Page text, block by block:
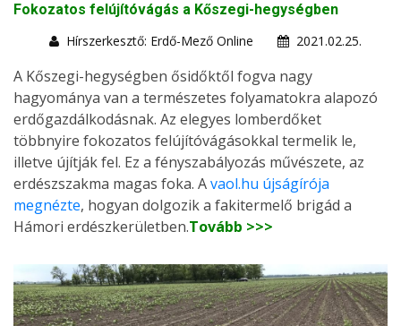
Fokozatos felújítóvágás a Kőszegi-hegységben
Hírszerkesztő: Erdő-Mező Online
2021.02.25.
A Kőszegi-hegységben ősidőktől fogva nagy
hagyománya van a természetes folyamatokra alapozó
erdőgazdálkodásnak. Az elegyes lomberdőket
többnyire fokozatos felújítóvágásokkal termelik le,
illetve újítják fel. Ez a fényszabályozás művészete, az
erdészszakma magas foka. Avaol.hu újságírója
megnézte, hogyan dolgozik a fakitermelő brigád a
Hámori erdészkerületben.Tovább >>>